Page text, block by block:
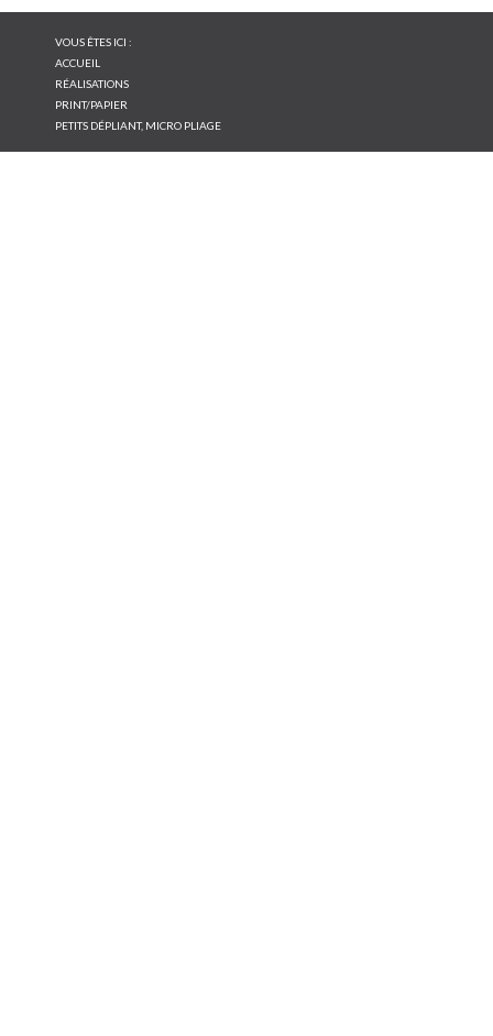
VOUS ÊTES ICI :
ACCUEIL
RÉALISATIONS
PRINT/PAPIER
PETITS DÉPLIANT, MICRO PLIAGE